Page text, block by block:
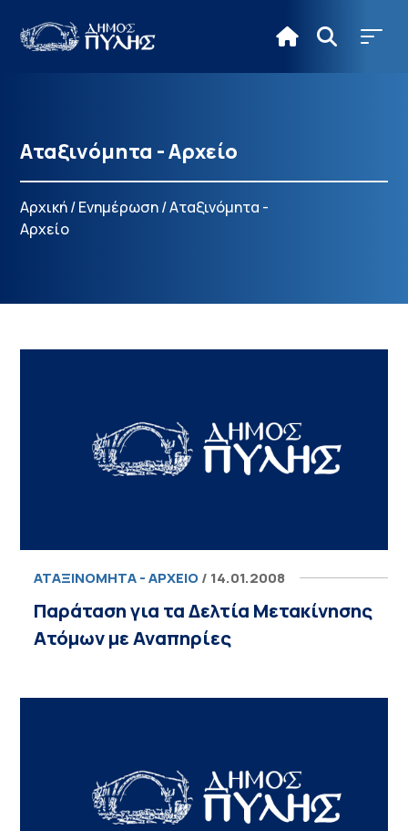
Αταξινόμητα - Αρχείο
Αρχική/Ενημέρωση/Αταξινόμητα -
Αρχείο
ΑΤΑΞΙΝΌΜΗΤΑ - ΑΡΧΕΊΟ / 14.01.2008
Παράταση για τα Δελτία Μετακίνησης
Ατόμων με Αναπηρίες